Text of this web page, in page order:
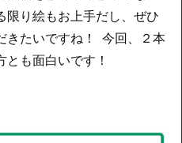
限り絵もお上手だし、ぜひ
きたいですね！ 今回、２本
も面白いです！